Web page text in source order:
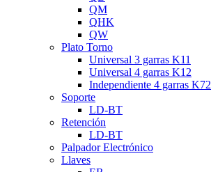
QM
QHK
QW
Plato Torno
Universal 3 garras K11
Universal 4 garras K12
Independiente 4 garras K72
Soporte
LD-BT
Retención
LD-BT
Palpador Electrónico
Llaves